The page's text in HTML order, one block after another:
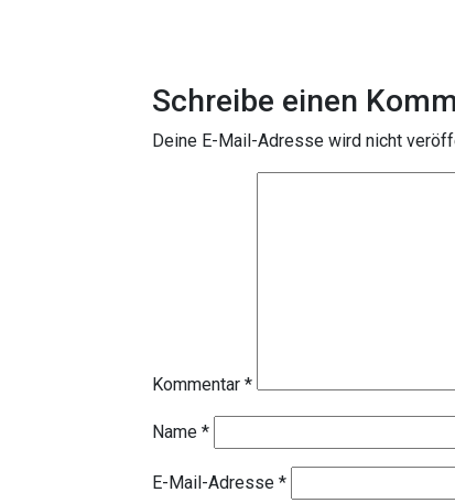
Schreibe einen
Deine E-Mail-Adresse wird nicht
Kommentar *
Name *
E-Mail-Adresse *